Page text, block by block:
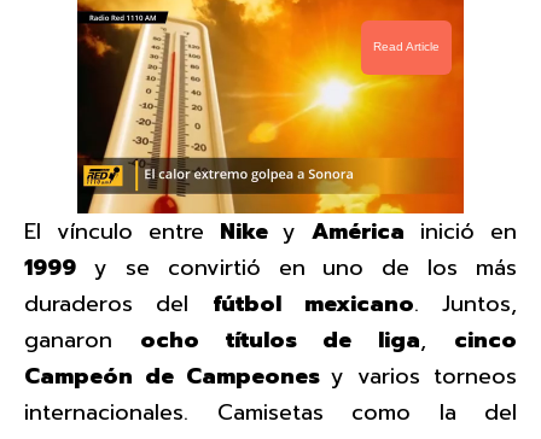
Read Article
El vínculo entre NikeyAmérica inició en
1999 y se convirtió en uno de los más
duraderos del fútbol mexicano. Juntos,
ganaron ocho títulos de liga, cinco
Campeón de Campeonesy varios torneos
internacionales. Camisetas como la del